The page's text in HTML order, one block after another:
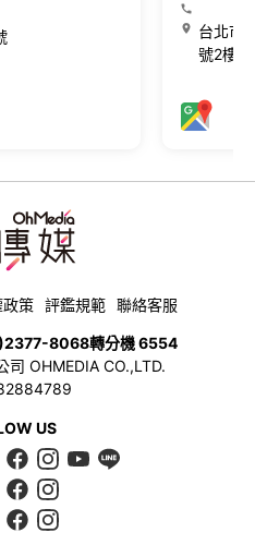
台北市
號2樓
政策 評鑑規範 聯絡客服
8068轉分機 6554
司 OHMEDIA CO.,LTD.
US